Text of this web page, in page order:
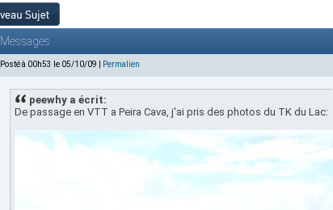
Messages
Posté à 00h53 le 05/10/09 | Permalien
peewhy a écrit:
De passage en VTT a Peira Cava, j'ai pris des photos du TK du Lac: